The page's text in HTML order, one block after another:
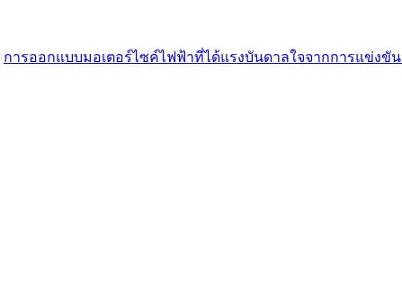
การออกแบบมอเตอร์ไซค์ไฟฟ้าที่ได้แรงบันดาลใจจากการแข่งขัน